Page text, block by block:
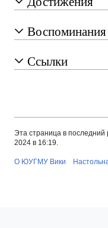
Воспоминания
Ссылки
Эта страница в последний
2024 в 16:19.
О ЮУГМУ Вики